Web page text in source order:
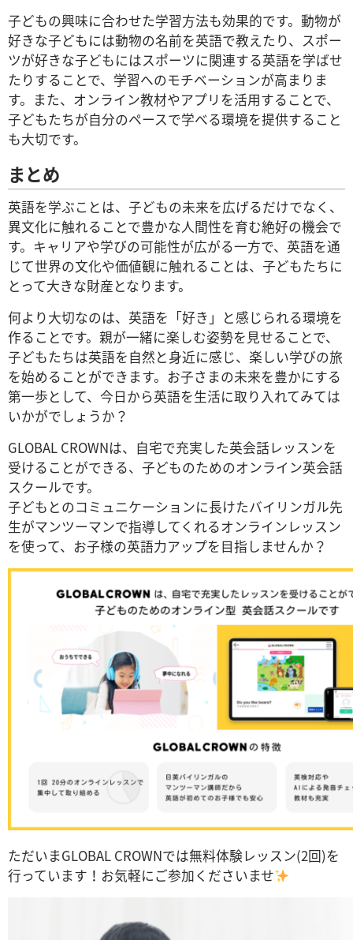
子どもの興味に合わせた学習方法も効果的です。動物が
好きな子どもには動物の名前を英語で教えたり、スポー
ツが好きな子どもにはスポーツに関連する英語を学ばせ
たりすることで、学習へのモチベーションが高まりま
す。また、オンライン教材やアプリを活用することで、
子どもたちが自分のペースで学べる環境を提供すること
も大切です。
まとめ
英語を学ぶことは、子どもの未来を広げるだけでなく、
異文化に触れることで豊かな人間性を育む絶好の機会で
す。キャリアや学びの可能性が広がる一方で、英語を通
じて世界の文化や価値観に触れることは、子どもたちに
とって大きな財産となります。
何より大切なのは、英語を「好き」と感じられる環境を
作ることです。親が一緒に楽しむ姿勢を見せることで、
子どもたちは英語を自然と身近に感じ、楽しい学びの旅
を始めることができます。お子さまの未来を豊かにする
第一歩として、今日から英語を生活に取り入れてみては
いかがでしょうか？
GLOBAL CROWNは、自宅で充実した英会話レッスンを
受けることができる、子どものためのオンライン英会話
スクールです。
子どもとのコミュニケーションに長けたバイリンガル先
生がマンツーマンで指導してくれるオンラインレッスン
を使って、お子様の英語力アップを目指しませんか？
ただいまGLOBAL CROWNでは無料体験レッスン(2回)を
行っています！お気軽にご参加くださいませ